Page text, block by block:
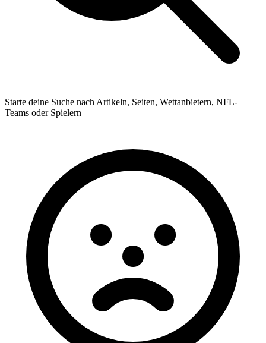
Starte deine Suche nach Artikeln, Seiten, Wettanbietern, NFL-
Teams oder Spielern